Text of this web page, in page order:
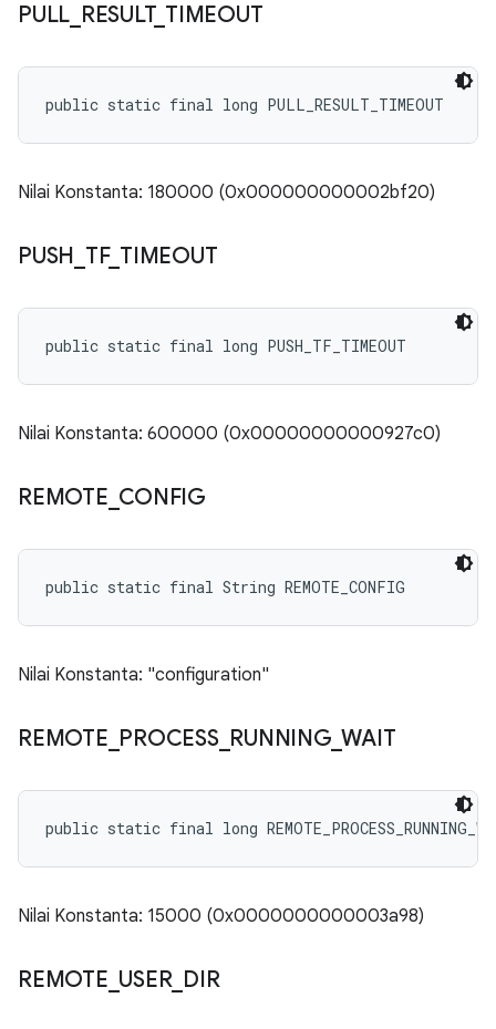
PULL RESULT_ TIMEOUT
public static final long PULL_RESULT_TIMEOUT
Nilai Konstanta: 180000 (0x000000000002bf20)
PUSH TF_ TIMEOUT
public static final long PUSH_TF_TIMEOUT
Nilai Konstanta: 600000 (0x00000000000927c0)
REMOTE CONFIG
public static final String REMOTE_CONFIG
Nilai Konstanta: "configuration"
REMOTE PROCESS_ RUNNING_WAIT
public static final long
Nilai Konstanta: 15000 (0x0000000000003a98)
REMOTE USER_ DIR